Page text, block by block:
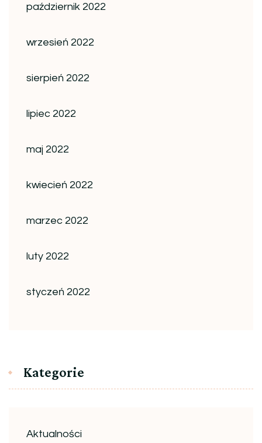
październik 2022
wrzesień 2022
sierpień 2022
lipiec 2022
maj 2022
kwiecień 2022
marzec 2022
luty 2022
styczeń 2022
Kategorie
Aktualności